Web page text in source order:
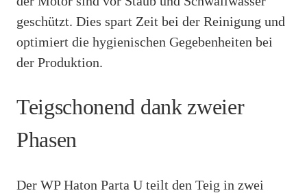
geschützt. Dies spart Zeit bei der Reinigung und
optimiert die hygienischen Gegebenheiten bei
der Produktion.
Teigschonend dank zweier
Phasen
Der WP Haton Parta U teilt den Teig in zwei